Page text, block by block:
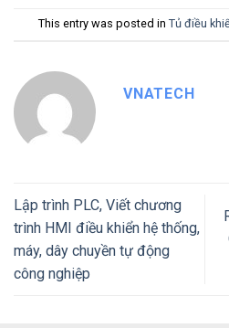
This entry was posted in Tủ điều
VNATECH
Lập trình PLC, Viết chương
trình HMI điều khiển hệ thống,
máy, dây chuyền tự động
công nghiệp